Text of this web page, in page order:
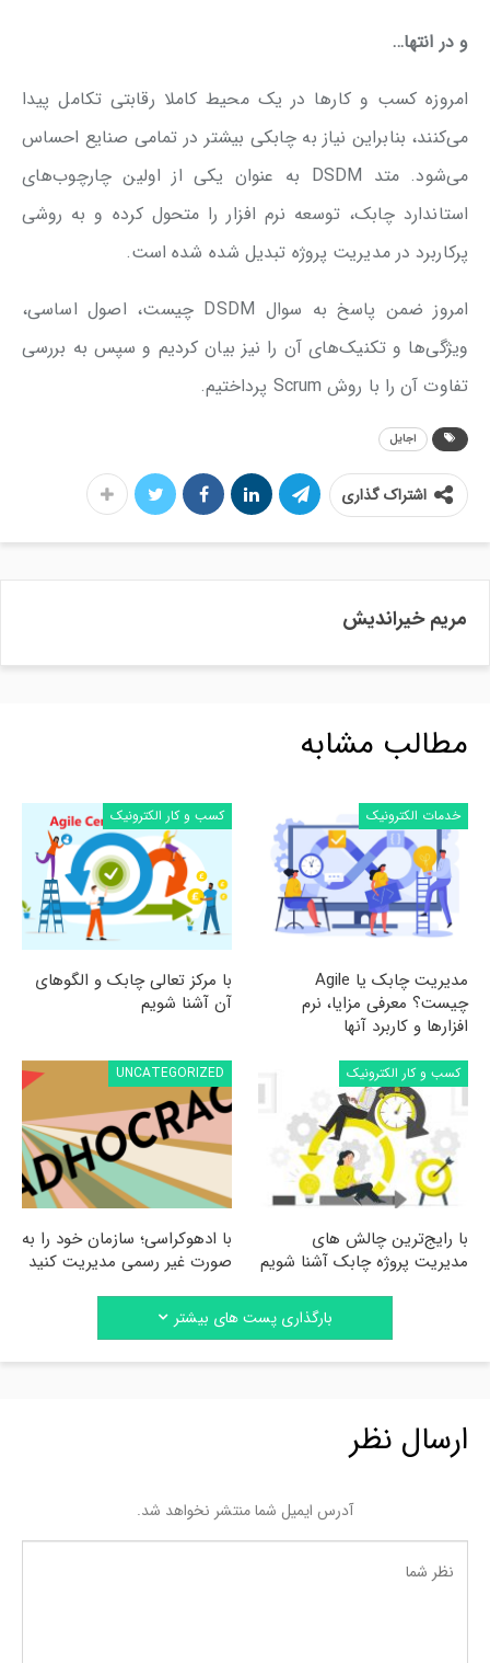
و در انتها…
امروزه کسب و کارها در یک محیط کاملا رقابتی تکامل پیدا
می‌کنند، بنابراین نیاز به چابکی بیشتر در تمامی صنایع احساس
می‌شود. متد DSDM به عنوان یکی از اولین چارچوب‌های
استاندارد چابک، توسعه نرم افزار را متحول کرده و به روشی
پرکاربرد در مدیریت پروژه تبدیل شده شده است.
امروز ضمن پاسخ به سوال DSDM چیست، اصول اساسی،
ویژگی‌ها و تکنیک‌های آن را نیز بیان کردیم و سپس به بررسی
تفاوت آن را با روش Scrum پرداختیم.
اجایل
اشتراک گذاری
مریم خیراندیش
مطالب مشابه
خدمات الکترونیک
مدیریت چابک یا Agile
چیست؟ معرفی مزایا، نرم
افزارها و کاربرد آنها
کسب و کار الکترونیک
با مرکز تعالی چابک و الگوهای
آن آشنا شویم
کسب و کار الکترونیک
با رایج‌ترین چالش های
مدیریت پروژه چابک آشنا شویم
UNCATEGORIZED
با ادهوکراسی؛ سازمان خود را به
صورت غیر رسمی مدیریت کنید
بارگذاری پست های بیشتر
ارسال نظر
آدرس ایمیل شما منتشر نخواهد شد.